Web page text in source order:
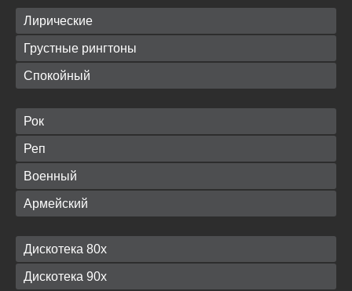
Лирические
Грустные рингтоны
Спокойный
Рок
Реп
Военный
Армейский
Дискотека 80х
Дискотека 90х